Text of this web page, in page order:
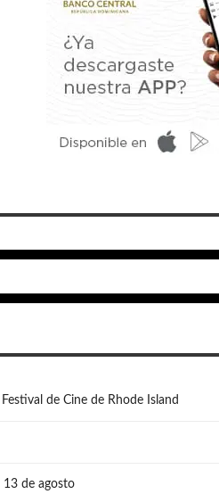
de Cine de Rhode Island
13 de agosto